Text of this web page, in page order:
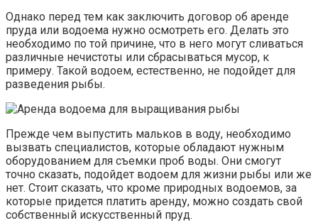
Однако перед тем как заключить договор об аренде
пруда или водоема нужно осмотреть его. Делать это
необходимо по той причине, что в него могут сливаться
различные нечистоты или сбрасываться мусор, к
примеру. Такой водоем, естественно, не подойдет для
разведения рыбы.
Прежде чем выпустить мальков в воду, необходимо
вызвать специалистов, которые обладают нужным
оборудованием для съемки проб воды. Они смогут
точно сказать, подойдет водоем для жизни рыбы или же
нет. Стоит сказать, что кроме природных водоемов, за
которые придется платить аренду, можно создать свой
собственный искусственный пруд.